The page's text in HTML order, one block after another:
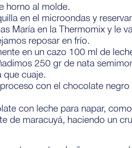
horno al molde.
en el microondas y
María en la Thermomix y le
reposar en frío.
en un cazo 100 ml de
250 gr de nata
que cuaje.
con el chocolate
con leche para napar,
de maracuyá, haciendo un